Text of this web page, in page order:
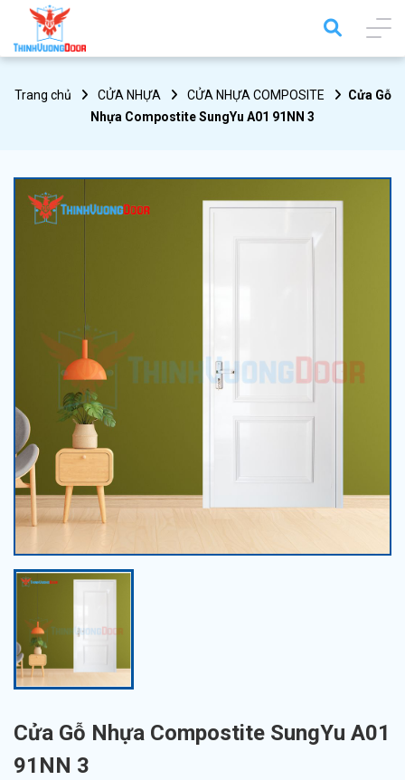
Trang chủ CỬA NHỰA CỬA NHỰA COMPOSITE
Cửa Gỗ
Nhựa Compostite SungYu A01 91NN 3
Cửa Gỗ Nhựa Compostite SungYu A01
91NN 3